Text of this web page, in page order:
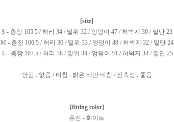
[size]
S - 총장 105.5 / 허리 34 / 밑위 32 / 엉덩이 47 / 허벅지 30 / 밑단 23
M - 총장 106.5 / 허리 36 / 밑위 33 / 엉덩이 49 / 허벅지 32 / 밑단 24
L - 총장 107.5 / 허리 38 / 밑위 34 / 엉덩이 51 / 허벅지 34 / 밑단 25
안감 : 없음 / 비침 : 밝은 색만 비침 / 신축성 : 좋음
[fitting color]
유진 - 화이트